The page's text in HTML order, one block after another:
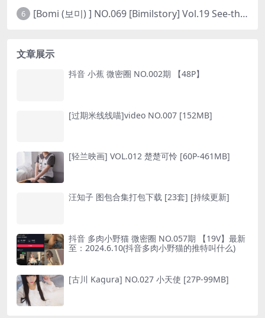
6 [Bomi (보미) ] NO.069 [Bimilstory] Vol.19 See-through lingerie
文章展示
抖音 小蕉 微密圈 NO.002期 【48P】
[过期米线线喵]video NO.007 [152MB]
[轻兰映画] VOL.012 楚楚可怜 [60P-461MB]
汪知子 图包合集打包下载 [23套] [持续更新]
抖音 多肉小野猫 微密圈 NO.057期 【19V】最新
至：2024.6.10(抖音多肉小野猫的推特叫什么)
[古川 Kagura] NO.027 小天使 [27P-99MB]